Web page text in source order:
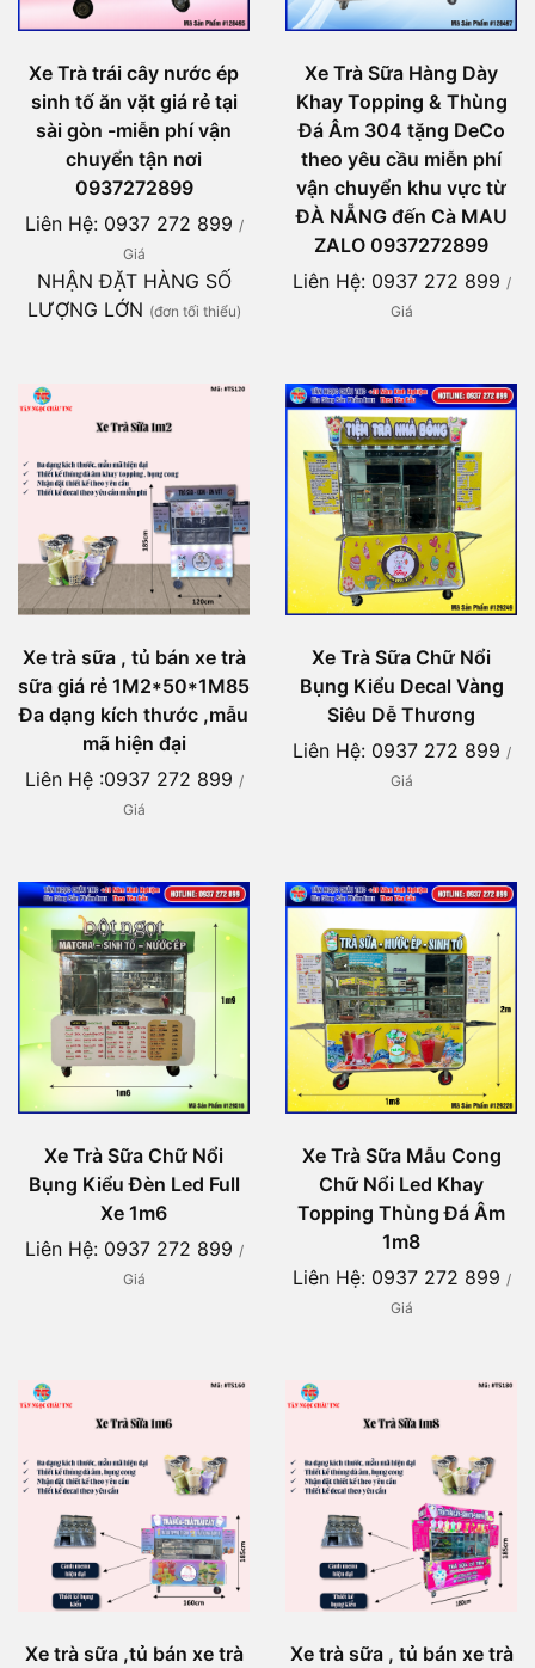
Xe Trà trái cây nước ép
sinh tố ăn vặt giá rẻ tại
sài gòn -miễn phí vận
chuyển tận nơi
0937272899
Liên Hệ: 0937 272 899 /
Giá
NHẬN ĐẶT HÀNG SỐ
LƯỢNG LỚN (đơn tối thiểu)
Xe Trà Sữa Hàng Dày
Khay Topping & Thùng
Đá Âm 304 tặng DeCo
theo yêu cầu miễn phí
vận chuyển khu vực từ
ĐÀ NẴNG đến Cà MAU
ZALO 0937272899
Liên Hệ: 0937 272 899 /
Giá
Xe trà sữa , tủ bán xe trà
sữa giá rẻ 1M2*50*1M85
Đa dạng kích thước ,mẫu
mã hiện đại
Liên Hệ :0937 272 899 /
Giá
Xe Trà Sữa Chữ Nổi
Bụng Kiểu Decal Vàng
Siêu Dễ Thương
Liên Hệ: 0937 272 899 /
Giá
Xe Trà Sữa Chữ Nổi
Bụng Kiểu Đèn Led Full
Xe 1m6
Liên Hệ: 0937 272 899 /
Giá
Xe Trà Sữa Mẫu Cong
Chữ Nổi Led Khay
Topping Thùng Đá Âm
1m8
Liên Hệ: 0937 272 899 /
Giá
Xe trà sữa ,tủ bán xe trà
Xe trà sữa , tủ bán xe trà